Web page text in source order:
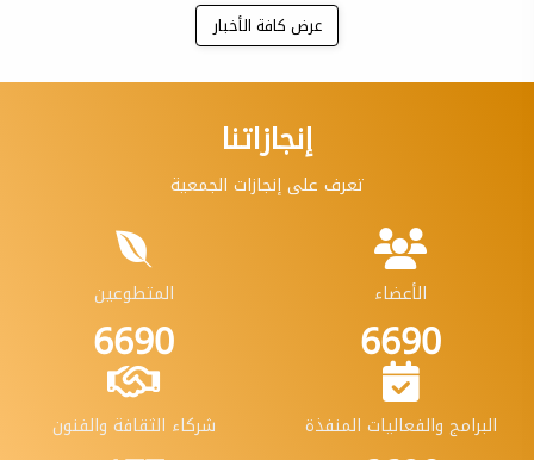
عرض كافة الأخبار
إنجازاتنا
تعرف على إنجازات الجمعية
الأعضاء
7690
المتطوعين
7690
البرامج والفعاليات المنفذة شركاء الثقافة والفنون